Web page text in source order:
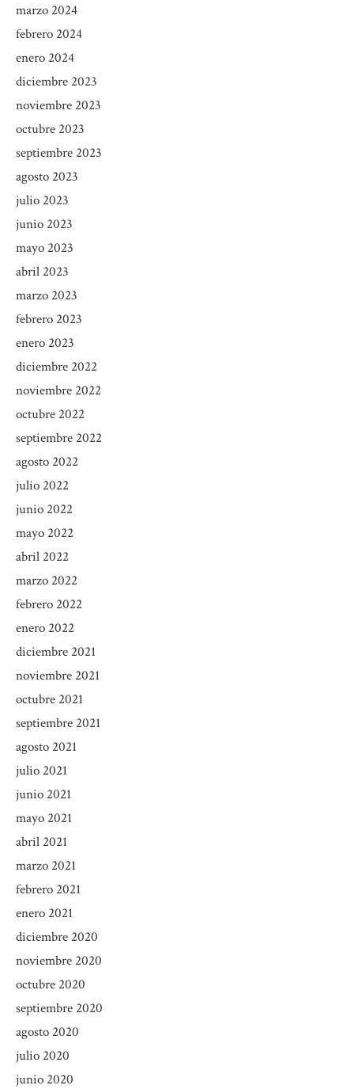
marzo 2024
febrero 2024
enero 2024
diciembre 2023
noviembre 2023
octubre 2023
septiembre 2023
agosto 2023
julio 2023
junio 2023
mayo 2023
abril 2023
marzo 2023
febrero 2023
enero 2023
diciembre 2022
noviembre 2022
octubre 2022
septiembre 2022
agosto 2022
julio 2022
junio 2022
mayo 2022
abril 2022
marzo 2022
febrero 2022
enero 2022
diciembre 2021
noviembre 2021
octubre 2021
septiembre 2021
agosto 2021
julio 2021
junio 2021
mayo 2021
abril 2021
marzo 2021
febrero 2021
enero 2021
diciembre 2020
noviembre 2020
octubre 2020
septiembre 2020
agosto 2020
julio 2020
junio 2020